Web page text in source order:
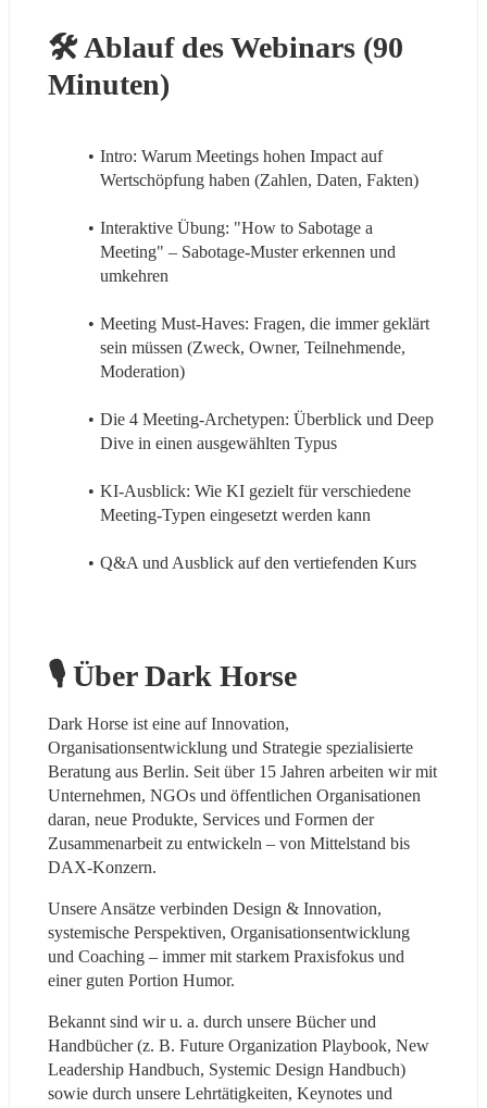
🛠 Ablauf des Webinars (90
Minuten)
Intro: Warum Meetings hohen Impact auf
Wertschöpfung haben (Zahlen, Daten, Fakten)
Interaktive Übung: "How to Sabotage a
Meeting" – Sabotage-Muster erkennen und
umkehren
Meeting Must-Haves: Fragen, die immer geklärt
sein müssen (Zweck, Owner, Teilnehmende,
Moderation)
Die 4 Meeting-Archetypen: Überblick und Deep
Dive in einen ausgewählten Typus
KI-Ausblick: Wie KI gezielt für verschiedene
Meeting-Typen eingesetzt werden kann
Q&A und Ausblick auf den vertiefenden Kurs
🎙 Über Dark Horse
Dark Horse ist eine auf Innovation,
Organisationsentwicklung und Strategie spezialisierte
Beratung aus Berlin. Seit über 15 Jahren arbeiten wir mit
Unternehmen, NGOs und öffentlichen Organisationen
daran, neue Produkte, Services und Formen der
Zusammenarbeit zu entwickeln – von Mittelstand bis
DAX-Konzern.
Unsere Ansätze verbinden Design & Innovation,
systemische Perspektiven, Organisationsentwicklung
und Coaching – immer mit starkem Praxisfokus und
einer guten Portion Humor.
Bekannt sind wir u. a. durch unsere Bücher und
Handbücher (z. B. Future Organization Playbook, New
Leadership Handbuch, Systemic Design Handbuch)
sowie durch unsere Lehrtätigkeiten, Keynotes und